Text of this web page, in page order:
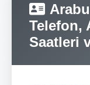
Telefon,
Saatleri